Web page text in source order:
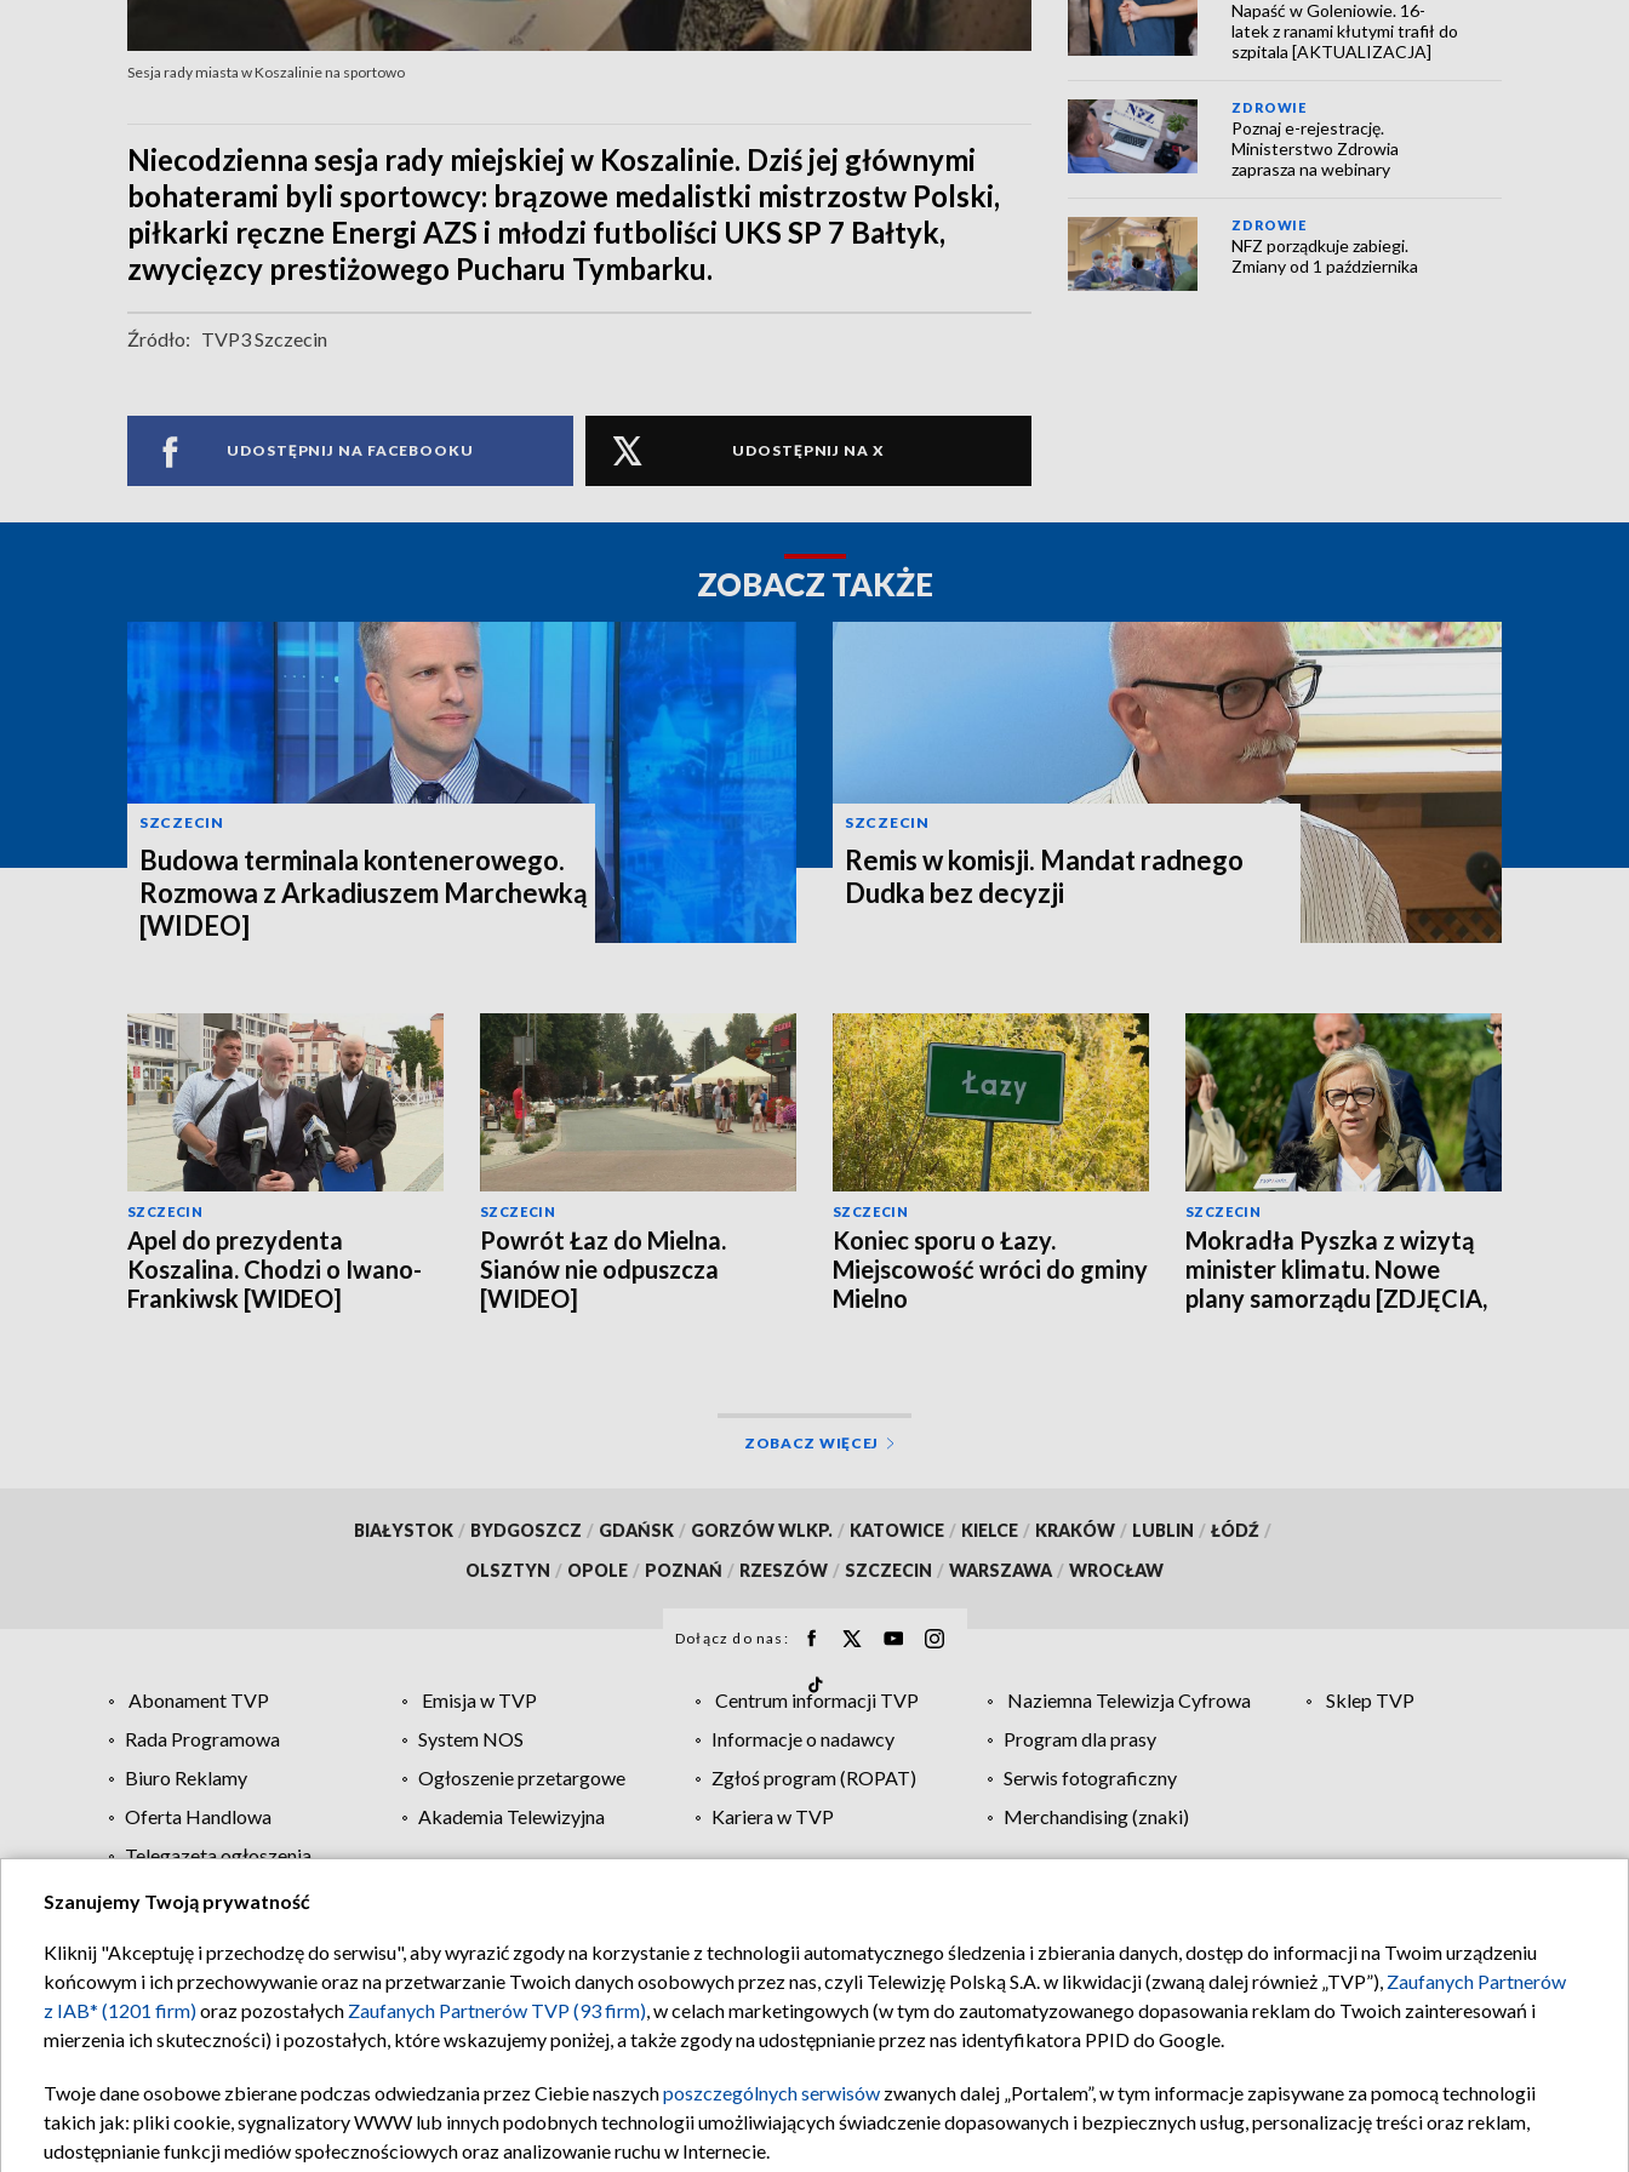
Sesja rady miasta w Koszalinie na sportowo
Niecodzienna sesja rady miejskiej w Koszalinie. Dziś jej głównymi
bohaterami byli sportowcy: brązowe medalistki mistrzostw Polski,
piłkarki ręczne Energi AZS i młodzi futboliści UKS SP 7 Bałtyk,
zwycięzcy prestiżowego Pucharu Tymbarku.
Źródło: TVP3 Szczecin
UDOSTĘPNIJ NA FACEBOOKU UDOSTĘPNIJ NA X
Napaść w Goleniowie. 16-
latek z ranami kłutymi trafił do
szpitala [AKTUALIZACJA]
ZDROWIE
Poznaj e-rejestrację.
Ministerstwo Zdrowia
zaprasza na webinary
ZDROWIE
NFZ porządkuje zabiegi.
Zmiany od 1 października
ZOBACZ TAKŻE
SZCZECIN
Budowa terminala kontenerowego.
Rozmowa z Arkadiuszem Marchewką
[WIDEO]
SZCZECIN
Remis w komisji. Mandat radnego
Dudka bez decyzji
SZCZECIN
Apel do prezydenta
Koszalina. Chodzi o Iwano-
Frankiwsk [WIDEO]
SZCZECIN
Powrót Łaz do Mielna.
Sianów nie odpuszcza
[WIDEO]
SZCZECIN
Koniec sporu o Łazy.
Miejscowość wróci do gminy
Mielno
SZCZECIN
Mokradła Pyszka z wizytą
minister klimatu. Nowe
plany samorządu [ZDJĘCIA,
ZOBACZ WIĘCEJ
BIAŁYSTOK / BYDGOSZCZ / GDAŃSK / GORZÓW WLKP. / KATOWICE / KIELCE / KRAKÓW / LUBLIN / ŁÓDŹ /
OLSZTYN / OPOLE / POZNAŃ / RZESZÓW / SZCZECIN / WARSZAWA / WROCŁAW
Dołącz do nas:
Abonament TVP Emisja w TVP Centrum informacji TVP Naziemna Telewizja Cyfrowa
Sklep TVP
Rada Programowa
System NOS Informacje o nadawcy
Program dla prasy
Biuro Reklamy
Ogłoszenie przetargowe Zgłoś program (ROPAT)
Serwis fotograficzny
Oferta Handlowa
Akademia Telewizyjna Kariera w TVP
Merchandising (znaki)
Telegazeta ogłoszenia
Regulamin TVP Polityka prywatności Moje zgody Pomoc Biuro reklamy Kontakt
Szanujemy Twoją prywatność
Kliknij "Akceptuję i przechodzę do serwisu", aby wyrazić zgody na korzystanie z technologii automatycznego śledzenia i zbierania danych, dostęp do informacji na Twoim urządzeniu
końcowym i ich przechowywanie oraz na przetwarzanie Twoich danych osobowych przez nas, czyli Telewizję Polską S.A. w likwidacji (zwaną dalej również „TVP”), Zaufanych Partnerów
z IAB* (1201 firm)oraz pozostałych Zaufanych Partnerów TVP (93 firm), w celach marketingowych (w tym do zautomatyzowanego dopasowania reklam do Twoich zainteresowań i
mierzenia ich skuteczności) i pozostałych, które wskazujemy poniżej, a także zgody na udostępnianie przez nas identyfikatora PPID do Google.
Twoje dane osobowe zbierane podczas odwiedzania przez Ciebie naszychposzczególnych serwisów zwanych dalej „Portalem”, w tym informacje zapisywane za pomocą technologii
takich jak: pliki cookie, sygnalizatory WWW lub innych podobnych technologii umożliwiających świadczenie dopasowanych i bezpiecznych usług, personalizację treści oraz reklam,
udostępnianie funkcji mediów społecznościowych oraz analizowanie ruchu w Internecie.